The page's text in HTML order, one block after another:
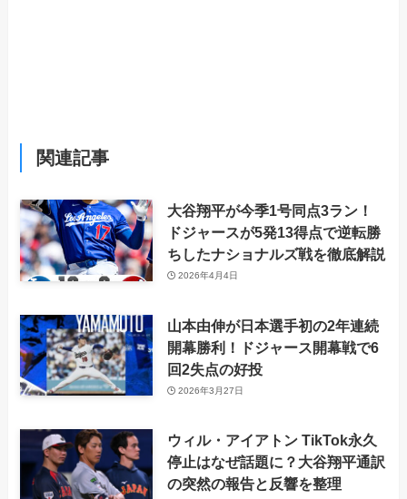
関連記事
大谷翔平が今季1号同点3ラン！
ドジャースが5発13得点で逆転勝
ちしたナショナルズ戦を徹底解説
2026年4月4日
山本由伸が日本選手初の2年連続
開幕勝利！ドジャース開幕戦で6
回2失点の好投
2026年3月27日
ウィル・アイアトン TikTok永久
停止はなぜ話題に？大谷翔平通訳
の突然の報告と反響を整理